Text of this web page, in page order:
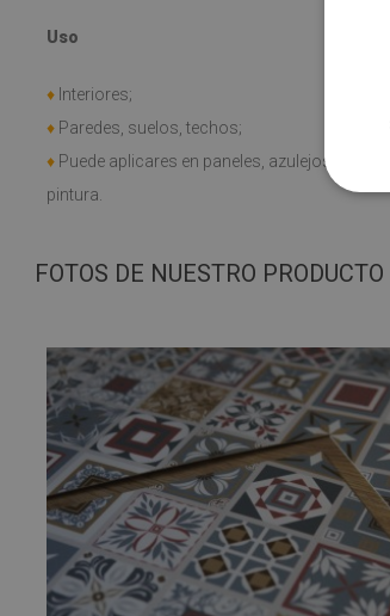
Uso
♦ Interiores;
♦ Paredes, suelos, techos;
♦ Puede aplicares en paneles, azulejos, metal y
pintura.
FOTOS DE NUESTRO PRODUCTO